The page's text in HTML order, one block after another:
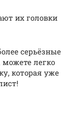
их головки
серьёзные
легко
которая уже